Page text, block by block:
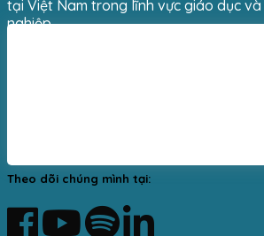
tại Việt Nam trong lĩnh vực giáo dục
nghiệp.
Theo dõi chúng mình tại: